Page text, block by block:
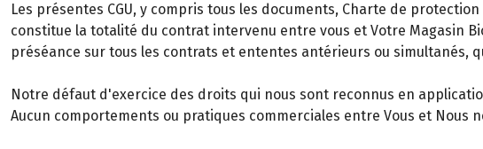
Les présentes CGU, y compris tous les documents, Charte de
constitue la totalité du contrat intervenu entre vous et Votre Magasin
préséance sur tous les contrats et ententes antérieurs ou simultanés,
Notre défaut d'exercice des droits qui nous sont reconnus en
Aucun comportements ou pratiques commerciales entre Vous et Nous